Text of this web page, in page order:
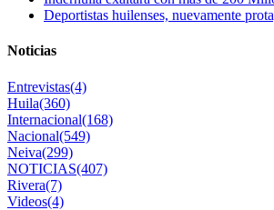
Deportistas huilenses, nuevamente
Noticias
Entrevistas(4)
Huila(360)
Internacional(168)
Nacional(549)
Neiva(299)
NOTICIAS(407)
Rivera(7)
Videos(4)